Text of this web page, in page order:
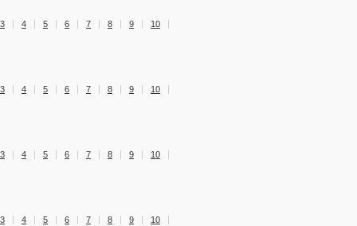
3 4 5 6 7 8 9 10
3 4 5 6 7 8 9 10
3 4 5 6 7 8 9 10
3 4 5 6 7 8 9 10